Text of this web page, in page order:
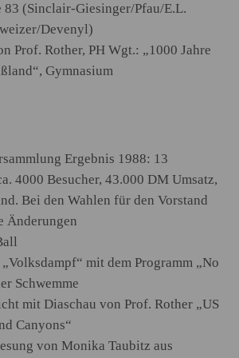
83 (Sinclair-Giesinger/Pfau/E.L.
Devenyl)
Prof. Rother, PH Wgt.: „1000 Jahre
Gymnasium
Ergebnis 1988: 13
4000 Besucher, 43.000 DM Umsatz,
Bei den Wahlen für den Vorstand
Änderungen
mit dem Programm „No
Schwemme
mit Diaschau von Prof. Rother „US
Canyons“
von Monika Taubitz aus